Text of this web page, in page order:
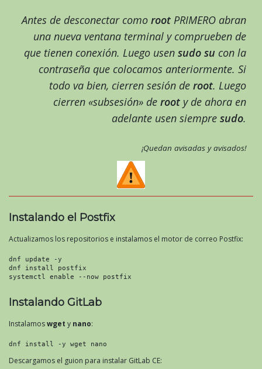
Antes de desconectar como root PRIMERO abran
una nueva ventana terminal y comprueben de
que tienen conexión. Luego usen sudo su con la
contraseña que colocamos anteriormente. Si
todo va bien, cierren sesión de root. Luego
cierren «subsesión» de root y de ahora en
adelante usen siempre sudo.
¡Quedan avisadas y avisados!
Instalando el Postfix
Actualizamos los repositorios e instalamos el motor de correo Postfix:
dnf update -y
dnf install postfix
systemctl enable --now postfix
Instalando GitLab
Instalamoswget y nano:
dnf install -y wget nano
Descargamos el guion para instalar GitLab CE: